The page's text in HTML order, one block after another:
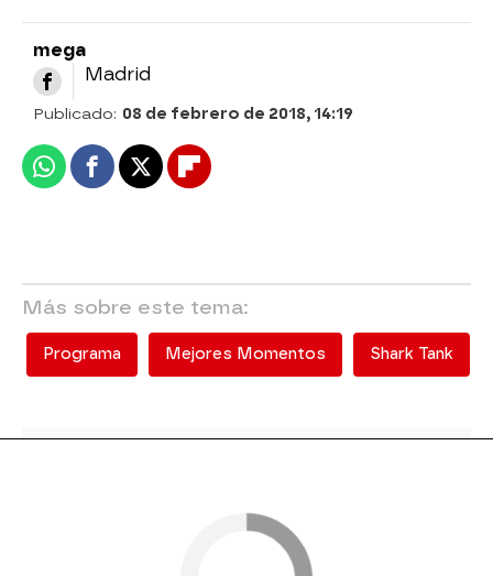
mega
Madrid
Publicado: 08 de febrero de 2018, 14:19
WhatsappFacebook
X Flipboard
Más sobre este tema:
Programa Mejores Momentos Shark Tank